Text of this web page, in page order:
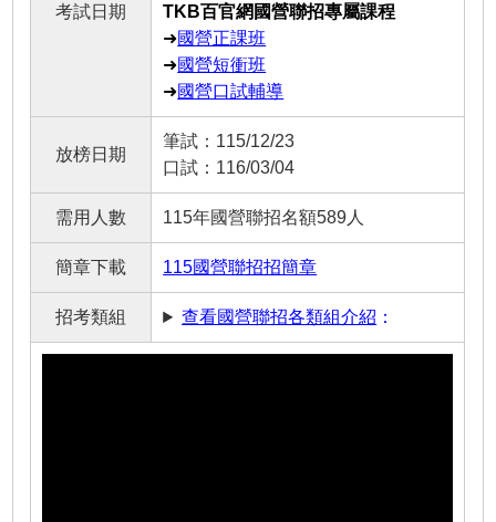
考試日期
TKB百官網國營聯招專屬課程
➜國營正課班
➜國營短衝班
➜國營口試輔導
放榜日期
筆試：115/12/23
口試：116/03/04
需用人數 115年國營聯招名額589人
簡章下載 115國營聯招招簡章
招考類組 查看國營聯招各類組介紹 ：